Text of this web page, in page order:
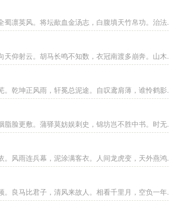
蜀凛英风。将坛歃血金汤志，白腹填天竹帛功。治
天仰射云。胡马长鸣不知数，衣冠南渡多崩奔。山
。乾坤正风雨，轩冕总泥途。自叹鸢肩薄，谁怜鹤
脂脸更敷。蒲驿莫妨娱刺史，锦坊岂不胜中书。时
。风雨连兵幕，泥涂满客衣。人间龙虎变，天外燕
。良马比君子，清风来故人。相看千里月，空负一